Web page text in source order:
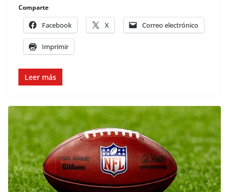
Comparte
Facebook X Correo electrónico
Imprimir
Leer más